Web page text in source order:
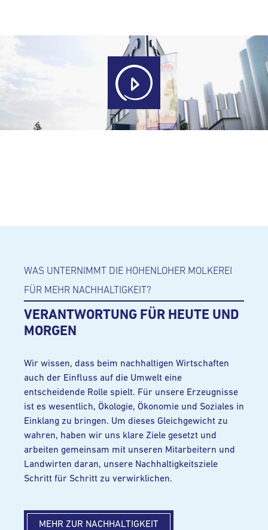
WAS UNTERNIMMT DIE HOHENLOHER MOLKEREI
FÜR MEHR NACHHALTIGKEIT?
VERANTWORTUNG FÜR HEUTE UND
MORGEN
Wir wissen, dass beim nachhaltigen Wirtschaften
auch der Einfluss auf die Umwelt eine
entscheidende Rolle spielt. Für unsere Erzeugnisse
ist es wesentlich, Ökologie, Ökonomie und Soziales in
Einklang zu bringen. Um dieses Gleichgewicht zu
wahren, haben wir uns klare Ziele gesetzt und
arbeiten gemeinsam mit unseren Mitarbeitern und
Landwirten daran, unsere Nachhaltigkeitsziele
Schritt für Schritt zu verwirklichen.
MEHR ZUR NACHHALTIGKEIT